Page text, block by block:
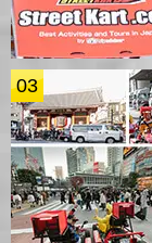
03